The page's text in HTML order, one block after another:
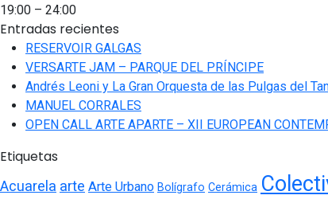
19:00 – 24:00
Entradas recientes
RESERVOIR GALGAS
VERSARTE JAM – PARQUE DEL PRÍNCIPE
Andrés Leoni y La Gran Orquesta de las Pulgas del
MANUEL CORRALES
OPEN CALL ARTE APARTE – XII EUROPEAN
Etiquetas
Acuarela arte Arte Urbano Bolígrafo Cerámica